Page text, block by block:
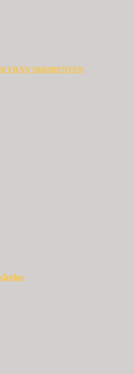
FRÅN SKRIBENTEN